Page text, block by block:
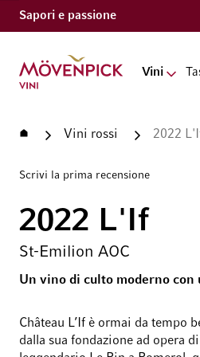
Sapori e passione
Vai alla Home Page
Vini
Home Vini rossi 2022
Scrivi la prima recensione
2022 L'If
St-Emilion AOC
Un vino di culto moderno con
Château L’If è ormai da tempo
dalla sua fondazione ad opera